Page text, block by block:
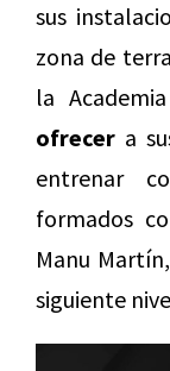
sus
zona de
la
ofrecer a
entrenar
formados
Manu
siguiente